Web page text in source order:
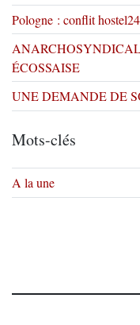
Pologne : conflit hostel24
ÉCOSSAISE
UNE DEMANDE DE
Mots-clés
A la une